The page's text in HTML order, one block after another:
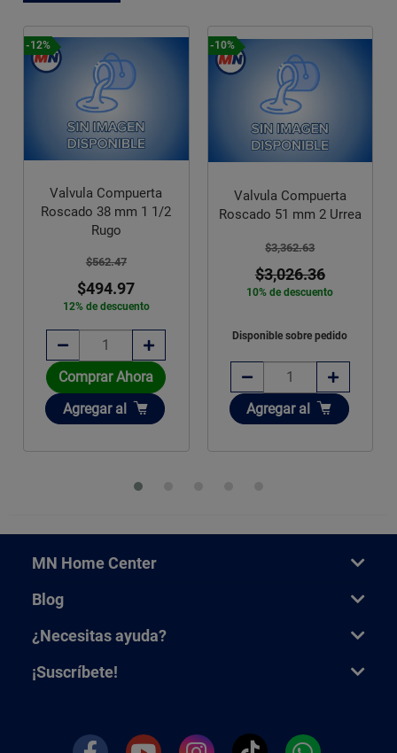
-12%
Valvula Compuerta
Roscado 38 mm 1 1/2
Rugo
$562.47
$494.97
12% de descuento
Comprar Ahora
Añadir
Agregar al
-10%
Valvula Compuerta
Roscado 51 mm 2 Urrea
$3,362.63
$3,026.36
10% de descuento
Disponible sobre pedido
Añadir
Agregar al
MN Home Center
Blog
¿Necesitas ayuda?
¡Suscríbete!